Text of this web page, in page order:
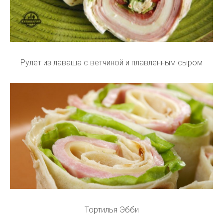
Рулет из лаваша с ветчиной и плавленным сыром
Тортилья Эбби